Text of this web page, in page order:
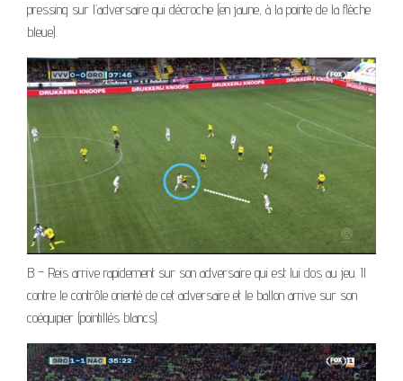
pressing sur l’adversaire qui décroche (en jaune, à la pointe de la flèche
bleue).
B – Reis arrive rapidement sur son adversaire qui est lui dos au jeu. Il
contre le contrôle orienté de cet adversaire et le ballon arrive sur son
coéquipier (pointillés blancs).